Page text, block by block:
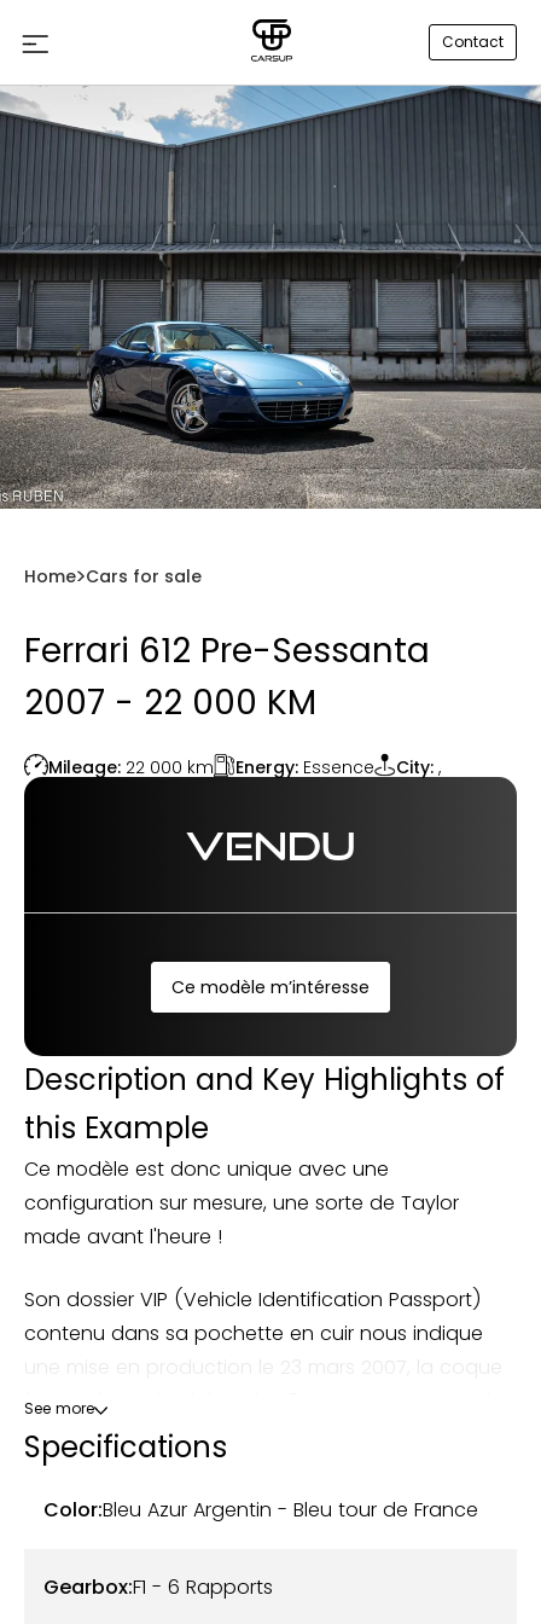
Contact
Home Cars for sale
Ferrari 612 Pre-Sessanta
2007 - 22 000 KM
Mileage: 22 000 km Energy: Essence City: ,
VENDU
Ce modèle m’intéresse
Description and Key Highlights of
this Example
Ce modèle est donc unique avec une
configuration sur mesure, une sorte de Taylor
made avant l'heure !
Son dossier VIP (Vehicle Identification Passport)
contenu dans sa pochette en cuir nous indique
une mise en production le 23 mars 2007, la coque
fut posée sur le châssis le 28 mars 2007, le 2 avril
2007, le moteur était né, il rejoignait la voiture le 10
du même mois.
la Carrozeria Zanasi (dédiée aux petites séries de
See more
Specifications
Color:Bleu Azur Argentin - Bleu tour de France
Gearbox:F1 - 6 Rapports